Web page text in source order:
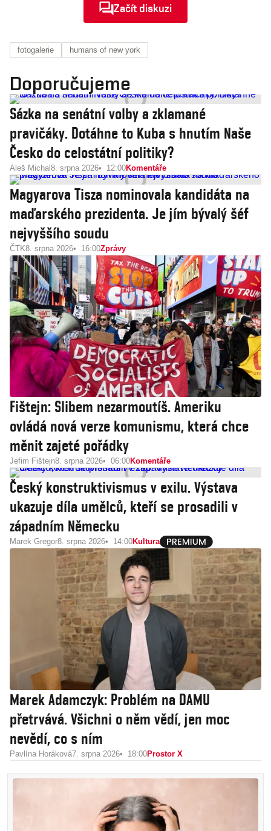
Začít diskuzi
fotogalerie humans of new york
Doporučujeme
Sázka na senátní volby a zklamané
pravičáky. Dotáhne to Kuba s hnutím Naše
Česko do celostátní politiky?
Aleš Michal 8. srpna 2026 12:00Komentáře
Magyarova Tisza nominovala kandidáta na
maďarského prezidenta. Je jím bývalý šéf
nejvyššího soudu
ČTK8. srpna 2026 16:00Zprávy
Fištejn: Slibem nezarmoutíš. Ameriku
ovládá nová verze komunismu, která chce
měnit zajeté pořádky
Jefim Fištejn8. srpna 2026 06:00Komentáře
Český konstruktivismus v exilu. Výstava
ukazuje díla umělců, kteří se prosadili v
západním Německu
Marek Gregor8. srpna 2026 14:00Kultura
Marek Adamczyk: Problém na DAMU
přetrvává. Všichni o něm vědí, jen moc
nevědí, co s ním
Pavlína Horáková7. srpna 2026 18:00Prostor X